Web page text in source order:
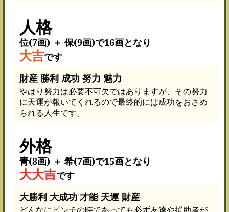
人格
位(7画) ＋ 保(9画)で16画となり
大吉です
財産 勝利 成功 努力 魅力
やはり努力は必要不可欠ではありますが、その努力
に天運が報いてくれるので最終的には成功をおさめ
られる人生です。
外格
青(8画) ＋ 希(7画)で15画となり
大大吉です
大勝利 大成功 才能 天運 財産